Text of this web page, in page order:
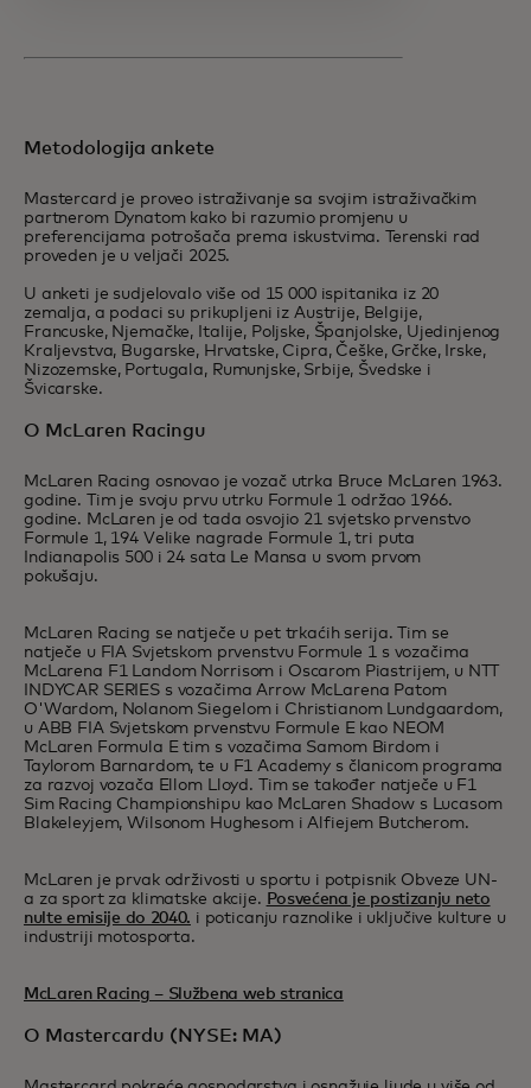
Metodologija ankete
Mastercard je proveo istraživanje sa svojim istraživačkim
partnerom Dynatom kako bi razumio promjenu u
preferencijama potrošača prema iskustvima. Terenski rad
proveden je u veljači 2025.
U anketi je sudjelovalo više od 15 000 ispitanika iz 20
zemalja, a podaci su prikupljeni iz Austrije, Belgije,
Francuske, Njemačke, Italije, Poljske, Španjolske, Ujedinjenog
Kraljevstva, Bugarske, Hrvatske, Cipra, Češke, Grčke, Irske,
Nizozemske, Portugala, Rumunjske, Srbije, Švedske i
Švicarske.
O McLaren Racingu
McLaren Racing osnovao je vozač utrka Bruce McLaren 1963.
godine. Tim je svoju prvu utrku Formule 1 održao 1966.
godine. McLaren je od tada osvojio 21 svjetsko prvenstvo
Formule 1, 194 Velike nagrade Formule 1, tri puta
Indianapolis 500 i 24 sata Le Mansa u svom prvom
pokušaju.
McLaren Racing se natječe u pet trkaćih serija. Tim se
natječe u FIA Svjetskom prvenstvu Formule 1 s vozačima
McLarena F1 Landom Norrisom i Oscarom Piastrijem, u NTT
INDYCAR SERIES s vozačima Arrow McLarena Patom
O'Wardom, Nolanom Siegelom i Christianom Lundgaardom,
u ABB FIA Svjetskom prvenstvu Formule E kao NEOM
McLaren Formula E tim s vozačima Samom Birdom i
Taylorom Barnardom, te u F1 Academy s članicom programa
za razvoj vozača Ellom Lloyd. Tim se također natječe u F1
Sim Racing Championshipu kao McLaren Shadow s Lucasom
Blakeleyjem, Wilsonom Hughesom i Alfiejem Butcherom.
McLaren je prvak održivosti u sportu i potpisnik Obveze UN-
a za sport za klimatske akcije. Posvećena je postizanju neto
nulte emisije do 2040. i poticanju raznolike i uključive kulture u
industriji motosporta.
McLaren Racing – Službena web stranica
O Mastercardu (NYSE: MA)